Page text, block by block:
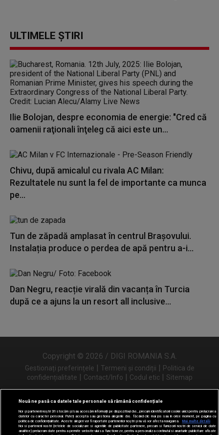
ULTIMELE ȘTIRI
Ilie Bolojan, despre economia de energie: "Cred că
oamenii raţionali înţeleg că aici este un...
Chivu, după amicalul cu rivala AC Milan:
Rezultatele nu sunt la fel de importante ca munca
pe...
Tun de zăpadă amplasat în centrul Brașovului.
Instalația produce o perdea de apă pentru a-i...
Dan Negru, reacție virală din vacanța în Turcia
după ce a ajuns la un resort all inclusive...
Copyright © 2026 / DIGI ROMANIA S.A.
Gestionați preferințele | Termeni și condiții | Politica de
confidențialitate | Contact/Info | Codul etic | Sitemap
Urmărește-ne și pe
Nouă ne pasă ca datele tale personale să rămână confidențiale
Noi și partenerii noștri31 stocăm și/sau accesăm informații pe dispozitivul dvs., precum identificatorii cookie unici pentru prelucrarea
datelor cu caracter personal. Puteți accepta sau gestiona alegerile dvs. făcând clic mai jos sau în orice moment, pe pagina cu
politica de confidențialitate. Aceste alegeri vor fi raportate partenerilor noștri și nu vă vor afecta navigarea.
Mai multe detalii
Noi si partenerii nostri (retelele de socializare si agentiile de publicitate partenere, precum si furnizorii nostri de servicii de date
analitice) prelucram date pentru a permite website-ului sa functioneze, pentru a personaliza continutul si anunturile publicitare afisate